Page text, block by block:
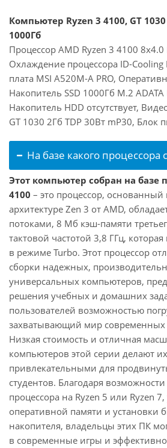
Компьютер Ryzen 3 4100, GT 1030
1000Гб
Процессор AMD Ryzen 3 4100 8x4.0
Охлаждение процессора ID-Cooling
плата MSI A520M-A PRO,
Накопитель SSD 1000Гб M.2 ADATA
Накопитель HDD отсутствует,
GT 1030 2Гб TDP 30Вт mP30, Блок
На базе какого процессора
Этот компьютер собран на базе
4100 – это процессор,
архитектуре Zen 3 от AMD,
потоками, 8 Мб кэш-памяти
тактовой частотой 3,8 ГГц,
в режиме Turbo. Этот процессор
сборки надежных,
универсальных компьютеров,
решения учебных и домашних
пользователей возможностью
захватывающий мир
Низкая стоимость и отличная
компьютеров этой серии делают
привлекательными для
студентов. Благодаря
процессора на Ryzen 5 или Ryzen
оперативной памяти и установки
накопителя, владельцы этих ПК
в современные игры и